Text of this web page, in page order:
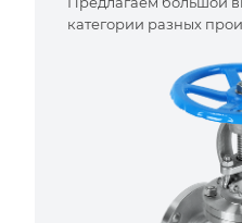
категории разных